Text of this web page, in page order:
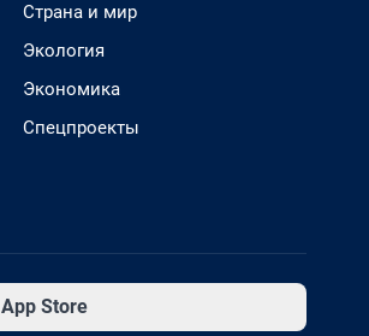
Страна и мир
Экология
Экономика
Спецпроекты
App Store